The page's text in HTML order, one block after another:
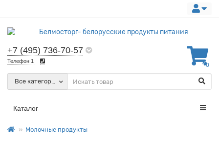
+7 (495) 736-70-57
Телефон 1
0
Все категории
Каталог
Молочные продукты